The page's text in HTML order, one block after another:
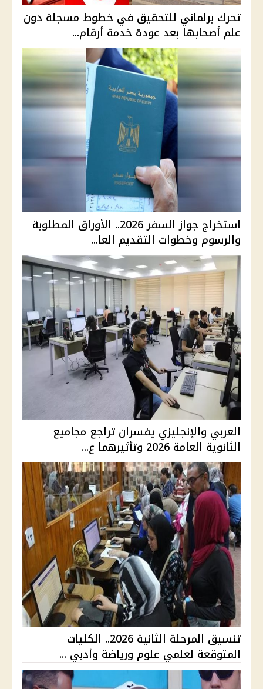
تحرك برلماني للتحقيق في خطوط مسجلة دون
علم أصحابها بعد عودة خدمة أرقام...
استخراج جواز السفر 2026.. الأوراق المطلوبة
والرسوم وخطوات التقديم العا...
العربي والإنجليزي يفسران تراجع مجاميع
الثانوية العامة 2026 وتأثيرهما ع...
تنسيق المرحلة الثانية 2026.. الكليات
المتوقعة لعلمي علوم ورياضة وأدبي ...